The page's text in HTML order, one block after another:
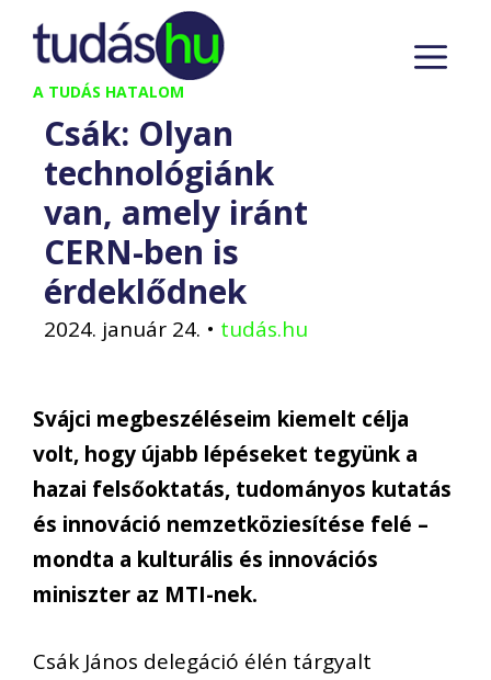
Kilépés
tartalomba
A TUDÁS HATALOM
Csák: Olyan
technológiánk
van, amely iránt
CERN-ben is
érdeklődnek
2024. január 24. • tudás.hu
Svájci megbeszéléseim kiemelt célja
volt, hogy újabb lépéseket tegyünk a
hazai felsőoktatás, tudományos kutatás
és innováció nemzetköziesítése felé –
mondta a kulturális és innovációs
miniszter az MTI-nek.
Csák János delegáció élén tárgyalt